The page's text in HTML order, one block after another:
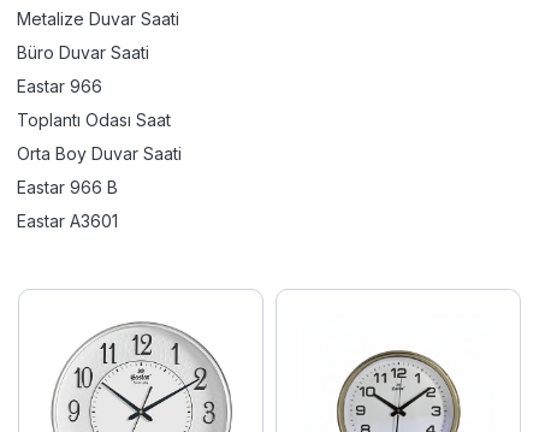
Metalize Duvar Saati
Büro Duvar Saati
Eastar 966
Toplantı Odası Saat
Orta Boy Duvar Saati
Eastar 966 B
Eastar A3601